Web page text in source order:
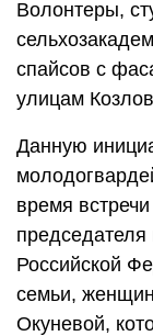
Волонтеры,
спайсов с
улицам
Данную
время
председателя
Российской
семьи,
Окуневой,